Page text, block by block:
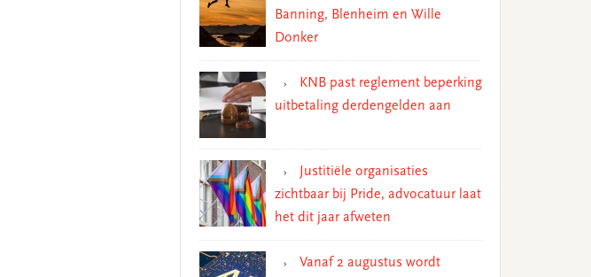
Banning, Blenheim en Wille
Donker
KNB past reglement beperking
uitbetaling derdengelden aan
Justitiële organisaties
zichtbaar bij Pride, advocatuur laat
het dit jaar afweten
Vanaf 2 augustus wordt